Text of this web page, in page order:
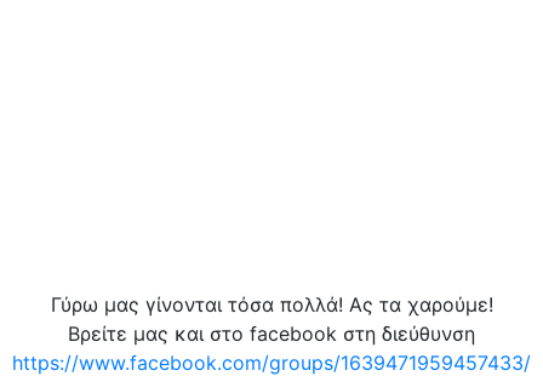
Γύρω μας γίνονται τόσα πολλά! Ας τα χαρούμε!
Βρείτε μας και στο facebook στη διεύθυνση
https://www.facebook.com/groups/1639471959457433/